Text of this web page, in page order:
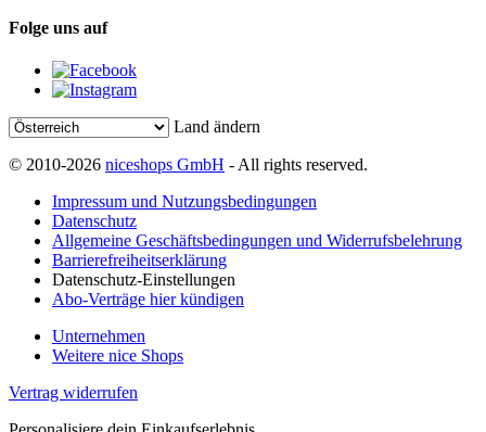
Folge uns auf
Land ändern
© 2010-2026 niceshops GmbH - All rights reserved.
Impressum und Nutzungsbedingungen
Datenschutz
Allgemeine Geschäftsbedingungen und Widerrufsbelehrung
Barrierefreiheitserklärung
Datenschutz-Einstellungen
Abo-Verträge hier kündigen
Unternehmen
Weitere nice Shops
Vertrag widerrufen